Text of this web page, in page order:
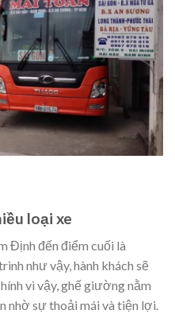
loại xe
Định đến điểm cuối là
như vậy, hành khách sẽ
vì vậy, ghế giường nằm
nhờ sự thoải mái và tiện lợi.